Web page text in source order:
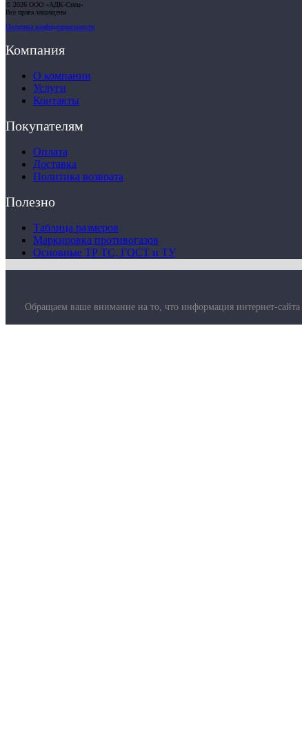
© 2026 ООО «АДК-Спец»
Все права защищены
Политика конфиденциальности
Компания
О компании
Услуги
Контакты
Покупателям
Оплата
Доставка
Политика возврата
Полезно
Таблица размеров
Маркировка противогазов
Основные ТР ТС, ГОСТ и ТУ
Обращаем ваше внимание на то, что информация интернет-сайта